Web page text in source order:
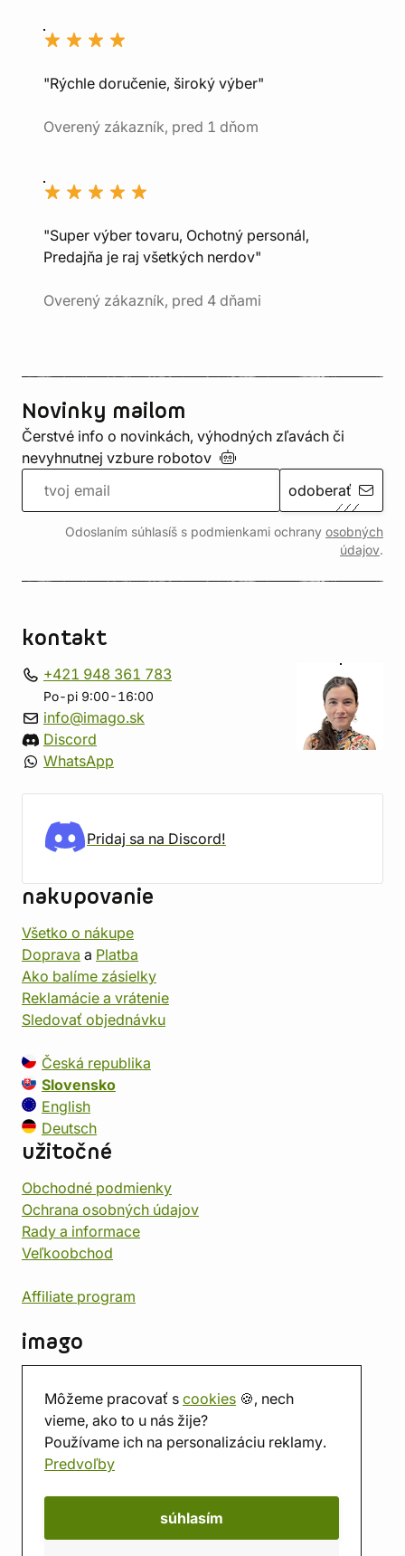
Môžeme pracovať s cookies 🍪, nech
vieme, ako to u nás žije?
Používame ich na personalizáciu reklamy.
Predvoľby
súhlasím
"Rýchle doručenie, široký výber"
Overený zákazník, pred 1 dňom
"Super výber tovaru, Ochotný personál,
Predajňa je raj všetkých nerdov"
Overený zákazník, pred 4 dňami
Novinky mailom
Čerstvé info o novinkách, výhodných zľavách či
nevyhnutnej vzbure robotov
odoberať
Odoslaním súhlasíš s podmienkami ochrany osobných
údajov.
kontakt
+421 948 361 783
Po-pi 9:00-16:00
info@imago.sk
Discord
WhatsApp
Pridaj sa na Discord!
nakupovanie
Všetko o nákupe
Doprava a Platba
Ako balíme zásielky
Reklamácie a vrátenie
Sledovať objednávku
Česká republika
Slovensko
English
Deutsch
užitočné
Obchodné podmienky
Ochrana osobných údajov
Rady a informace
Veľkoobchod
Affiliate program
imago
Predajňa
Herňa
O nás
Hodnotenie obchodu